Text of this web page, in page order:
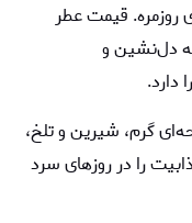
روزمره. قیمت عطر
دل‌نشین و
دارد.
گرم، شیرین و تلخ،
را در روزهای سرد